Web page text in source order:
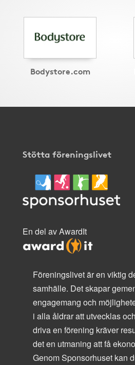
Bodystore.com
Stötta föreningslivet
En del av AwardIt
Föreningslivet är en viktig
samhälle. Det skapar
engagemang och
i alla åldrar att utvecklas
driva en förening kräver
det en utmaning att få
Genom Sponsorhuset kan